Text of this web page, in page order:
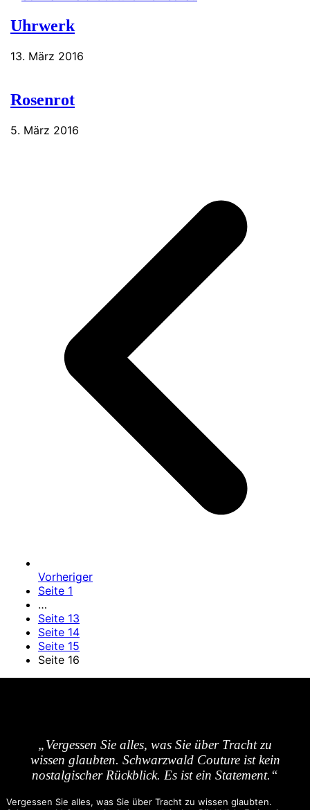
Uhrwerk
13. März 2016
Rosenrot
5. März 2016
Vorheriger
Seite 1
…
Seite 13
Seite 14
Seite 15
Seite 16
„Vergessen Sie alles, was Sie über Tracht zu
wissen glaubten. Schwarzwald Couture ist kein
nostalgischer Rückblick. Es ist ein Statement.“
Vergessen Sie alles, was Sie über Tracht zu wissen glaubten.